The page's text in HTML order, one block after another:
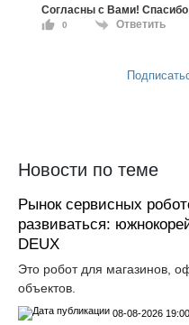
Согласны с Вами! Спасибо
0 Ответить
Новости по теме
Рынок сервисных
развиваться:
DEUX
Это робот для магазинов,
объектов.
08-08-2026 19:00